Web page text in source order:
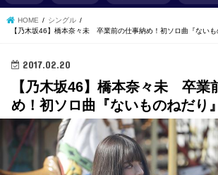
HOME
シングル
【乃木坂46】橋本奈々未 卒業前の仕事納め！初ソロ曲『ないも
2017.02.20
【乃木坂46】橋本奈々未 卒業
め！初ソロ曲『ないものねだり